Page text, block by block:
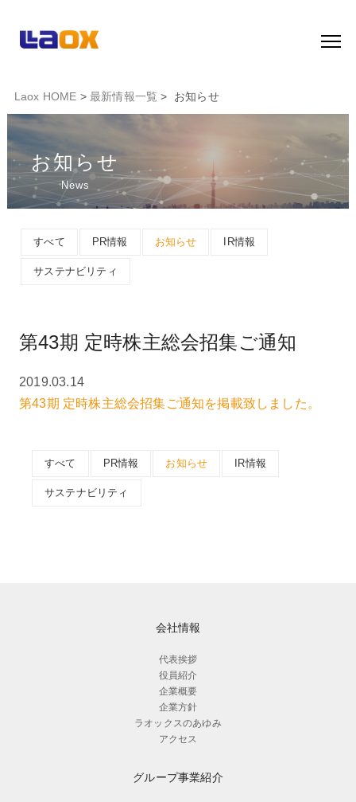
Laox HOME > 最新情報一覧 > お知らせ
お知らせ
News
すべて PR情報 お知らせ IR情報
サステナビリティ
第43期 定時株主総会招集ご通知
2019.03.14
第43期 定時株主総会招集ご通知を掲載致しました。
すべて PR情報 お知らせ IR情報
サステナビリティ
会社情報
代表挨拶
役員紹介
企業概要
企業方針
ラオックスのあゆみ
アクセス
グループ事業紹介